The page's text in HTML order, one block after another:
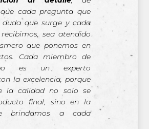
cada pregunta que
duda que surge y cada
sea atendido
que ponemos en
Cada miembro de
es un experto
la excelencia, porque
la calidad no solo se
final, sino en la
brindamos a cada